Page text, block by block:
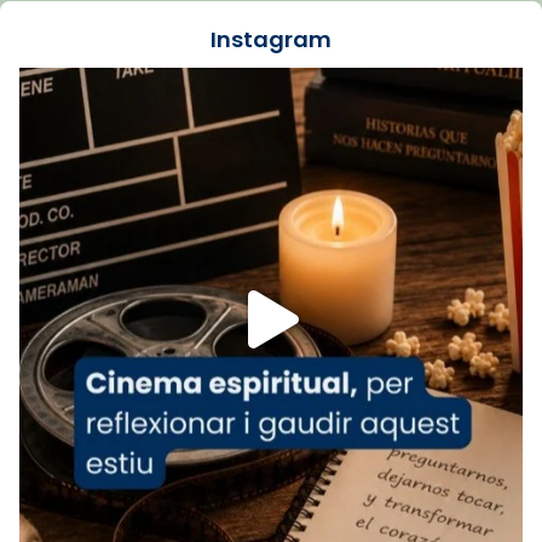
Recupera l'entrevista comp
Vatican
tican News 👇
www.vaticannews.va/es/iglesia/news/2026-
07/carmina-historia-depresion-papa-viaje-
espana-testimoni...
Foto
View on Facebook · Share
Arquebisbat de Barcelona
2 weeks ago
«Avui les santes Juliana i Semproniana ens
ajuden a alçar la mirada»
Mons. Sergi Gordo, bisbe de Tortosa, ha
Instagram